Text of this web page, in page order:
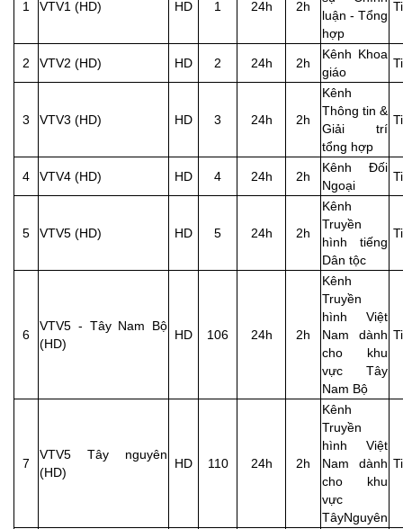
1 VTV1 (HD) HD 1 24h 2h
luận - Tổng
hợp
2 VTV2 (HD) HD 2 24h 2h
Kênh Khoa
giáo
3 VTV3 (HD) HD 3 24h 2h
Kênh
Thông tin &
Giải trí
tổng hợp
4 VTV4 (HD) HD 4 24h 2h
Kênh Đối
Ngoại
5 VTV5 (HD) HD 5 24h 2h
Kênh
Truyền
hình tiếng
Dân tộc
6
VTV5 - Tây Nam Bộ
(HD)
HD 106 24h 2h
Kênh
Truyền
hình Việt
Nam dành
cho khu
vực Tây
Nam Bộ
7
VTV5 Tây nguyên
(HD)
HD 110 24h 2h
Kênh
Truyền
hình Việt
Nam dành
cho khu
vực
TâyNguyên